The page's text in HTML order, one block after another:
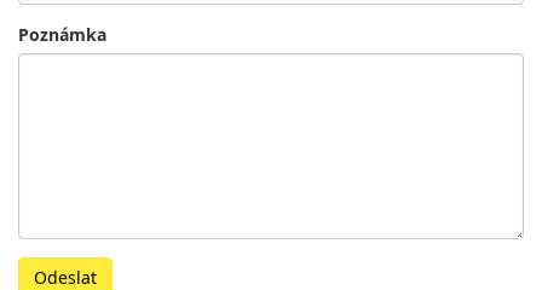
Poznámka
Odeslat